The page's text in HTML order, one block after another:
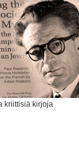
kriittisiä kirjoja